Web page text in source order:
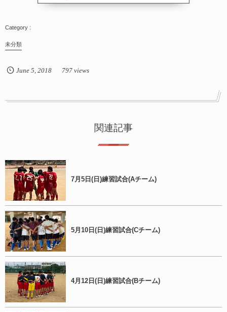
未分類
June 5, 2018 797 views
関連記事
7月5日(日)練習試合(Aチーム)
5月10日(日)練習試合(Cチーム)
4月12日(日)練習試合(Bチーム)